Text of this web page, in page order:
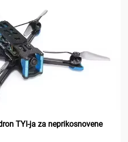
TYI-ja za neprikosnovene